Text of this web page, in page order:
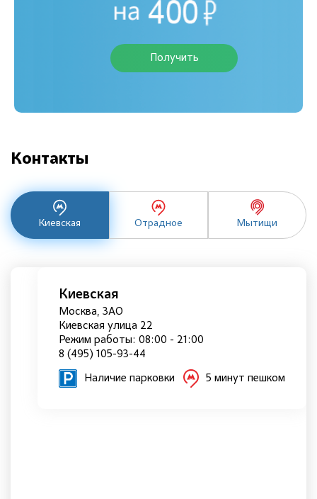
Получить
Контакты
Киевская Отрадное Мытищи
Киевская
Москва, ЗАО
Киевская улица 22
Режим работы: 08:00 - 21:00
8 (495) 105-93-44
Наличие парковки 5 минут пешком